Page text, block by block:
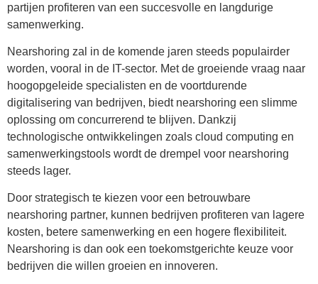
partijen profiteren van een succesvolle en langdurige
samenwerking.
Nearshoring zal in de komende jaren steeds populairder
worden, vooral in de IT-sector. Met de groeiende vraag naar
hoogopgeleide specialisten en de voortdurende
digitalisering van bedrijven, biedt nearshoring een slimme
oplossing om concurrerend te blijven. Dankzij
technologische ontwikkelingen zoals cloud computing en
samenwerkingstools wordt de drempel voor nearshoring
steeds lager.
Door strategisch te kiezen voor een betrouwbare
nearshoring partner, kunnen bedrijven profiteren van lagere
kosten, betere samenwerking en een hogere flexibiliteit.
Nearshoring is dan ook een toekomstgerichte keuze voor
bedrijven die willen groeien en innoveren.